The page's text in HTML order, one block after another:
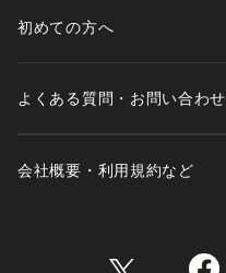
初めての方へ
よくある質問・お問い合わせ
会社概要・利用規約など